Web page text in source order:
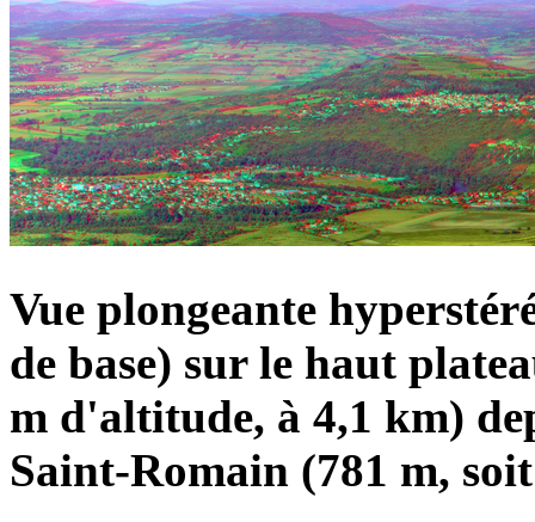
Vue plongeante
de base) sur le haut
m d'altitude, à 4,1 km)
Saint-Romain (781 m,